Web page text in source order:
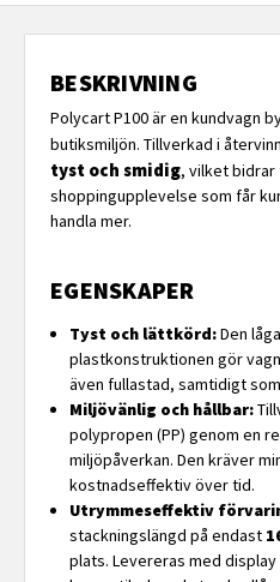
BESKRIVNING
Polycart P100 är en kundvagn
butiksmiljön. Tillverkad i
tyst och smidig, vilket bidrar
shoppingupplevelse som får
handla mer.
EGENSKAPER
Tyst och lättkörd:Den
plastkonstruktionen gör
även fullastad, samtidigt
Miljövänlig och hållbar:
polypropen (PP) genom en
miljöpåverkan. Den kräver
kostnadseffektiv över tid.
Utrymmeseffektiv
stackningslängd på endast
plats. Levereras med